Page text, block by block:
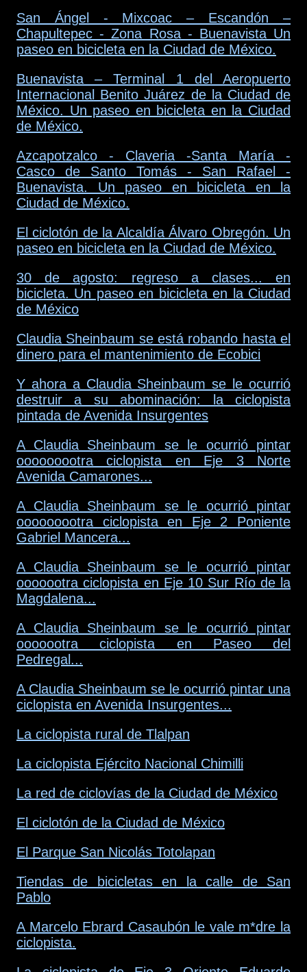
San Ángel - Mixcoac – Escandón –
Chapultepec - Zona Rosa - Buenavista Un
paseo en bicicleta en la Ciudad de México.
Buenavista – Terminal 1 del Aeropuerto
Internacional Benito Juárez de la Ciudad de
México. Un paseo en bicicleta en la Ciudad
de México.
Azcapotzalco - Claveria -Santa María -
Casco de Santo Tomás - San Rafael -
Buenavista. Un paseo en bicicleta en la
Ciudad de México.
El ciclotón de la Alcaldía Álvaro Obregón. Un
paseo en bicicleta en la Ciudad de México.
30 de agosto: regreso a clases... en
bicicleta. Un paseo en bicicleta en la Ciudad
de México
Claudia Sheinbaum se está robando hasta el
dinero para el mantenimiento de Ecobici
Y ahora a Claudia Sheinbaum se le ocurrió
destruir a su abominación: la ciclopista
pintada de Avenida Insurgentes
A Claudia Sheinbaum se le ocurrió pintar
ooooooootra ciclopista en Eje 3 Norte
Avenida Camarones...
A Claudia Sheinbaum se le ocurrió pintar
ooooooootra ciclopista en Eje 2 Poniente
Gabriel Mancera...
A Claudia Sheinbaum se le ocurrió pintar
ooooootra ciclopista en Eje 10 Sur Río de la
Magdalena...
A Claudia Sheinbaum se le ocurrió pintar
ooooootra ciclopista en Paseo del
Pedregal...
A Claudia Sheinbaum se le ocurrió pintar una
ciclopista en Avenida Insurgentes...
La ciclopista rural de Tlalpan
La ciclopista Ejército Nacional Chimilli
La red de ciclovías de la Ciudad de México
El ciclotón de la Ciudad de México
El Parque San Nicolás Totolapan
Tiendas de bicicletas en la calle de San
Pablo
A Marcelo Ebrard Casaubón le vale m*dre la
ciclopista.